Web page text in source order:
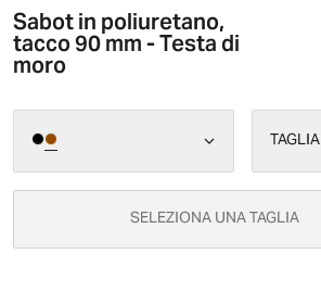
Sabot in poliuretano,
tacco 90 mm - Testa di
moro
TAGLIA
SELEZIONA UNA TAGLIA